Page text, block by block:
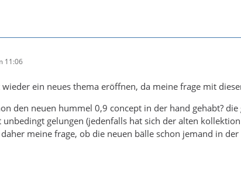
11:06
ein neues thema eröffnen, da meine frage mit
den neuen hummel 0,9 concept in der hand gehabt?
gelungen (jedenfalls hat sich der alten
meine frage, ob die neuen bälle schon jemand in der